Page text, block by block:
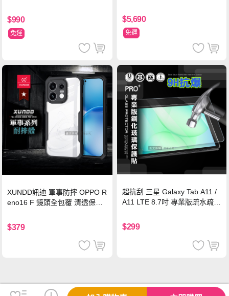
$990
免運
$5,690
免運
XUNDD訊迪 軍事防摔 OPPO R
eno16 F 鏡頭全包覆 清透保護
$379
超抗刮 三星 Galaxy Tab A11 /
A11 LTE 8.7吋 專業版疏水疏油
$299